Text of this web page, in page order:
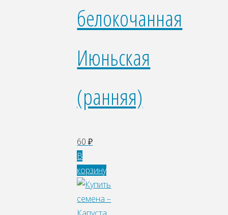
белокочанная
Июньская
(ранняя)
60₽
В
корзину